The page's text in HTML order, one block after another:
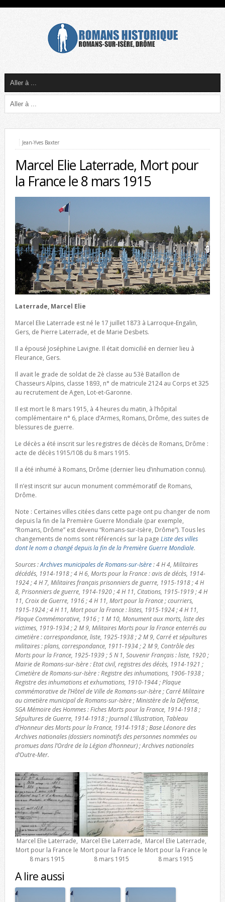
Jean-Yves Baxter
Marcel Elie Laterrade, Mort pour
la France le 8 mars 1915
Laterrade, Marcel Elie
Marcel Elie Laterrade est né le 17 juillet 1873 à Larroque-Engalin,
Gers, de Pierre Laterrade, et de Marie Desbets.
Il a épousé Joséphine Lavigne. Il était domicilié en dernier lieu à
Fleurance, Gers.
Il avait le grade de soldat de 2è classe au 53è Bataillon de
Chasseurs Alpins, classe 1893, n° de matricule 2124 au Corps et 325
au recrutement de Agen, Lot-et-Garonne.
Il est mort le 8 mars 1915, à 4 heures du matin, à l’hôpital
complémentaire n° 6, place d’Armes, Romans, Drôme, des suites de
blessures de guerre.
Le décès a été inscrit sur les registres de décès de Romans, Drôme :
acte de décès 1915/108 du 8 mars 1915.
Il a été inhumé à Romans, Drôme (dernier lieu d’inhumation connu).
Il n’est inscrit sur aucun monument commémoratif de Romans,
Drôme.
Note : Certaines villes citées dans cette page ont pu changer de nom
depuis la fin de la Première Guerre Mondiale (par exemple,
“Romans, Drôme” est devenu “Romans-sur-Isère, Drôme”). Tous les
changements de noms sont référencés sur la page Liste des villes
dont le nom a changé depuis la fin de la Première Guerre Mondiale.
Sources :Archives municipales de Romans-sur-Isère: 4 H 4, Militaires
décédés, 1914-1918 ; 4 H 6, Morts pour la France : avis de décès, 1914-
1924 ; 4 H 7, Militaires français prisonniers de guerre, 1915-1918 ; 4 H
8, Prisonniers de guerre, 1914-1920 ; 4 H 11, Citations, 1915-1919 ; 4 H
11, Croix de Guerre, 1916 ; 4 H 11, Mort pour la France ; courriers,
1915-1924 ; 4 H 11, Mort pour la France : listes, 1915-1924 ; 4 H 11,
Plaque Commémorative, 1916 ; 1 M 10, Monument aux morts, liste des
victimes, 1919-1934 ; 2 M 9, Militaires Morts pour la France enterrés au
cimetière : correspondance, liste, 1925-1938 ; 2 M 9, Carré et sépultures
militaires : plans, correspondance, 1911-1934 ; 2 M 9, Contrôle des
Morts pour la France, 1925-1939 ; 5 N 1, Souvenir Français : liste, 1920 ;
Mairie de Romans-sur-Isère : Etat civil, registres des décès, 1914-1921 ;
Cimetière de Romans-sur-Isère : Registre des inhumations, 1906-1938 ;
Registre des inhumations et exhumations, 1910-1944 ; Plaque
commémorative de l’Hôtel de Ville de Romans-sur-Isère ; Carré Militaire
au cimetière municipal de Romans-sur-Isère ; Ministère de la Défense,
SGA Mémoire des Hommes : Fiches Morts pour la France, 1914-1918 ;
Sépultures de Guerre, 1914-1918 ; Journal L’Illustration, Tableau
d’Honneur des Morts pour la France, 1914-1918 ; Base Léonore des
Archives nationales (dossiers nominatifs des personnes nommées ou
promues dans l’Ordre de la Légion d’honneur) ; Archives nationales
d’Outre-Mer.
Marcel Elie Laterrade,
Mort pour la France le
8 mars 1915
Marcel Elie Laterrade,
Mort pour la France le
8 mars 1915
Marcel Elie Laterrade,
Mort pour la France le
8 mars 1915
A lire aussi